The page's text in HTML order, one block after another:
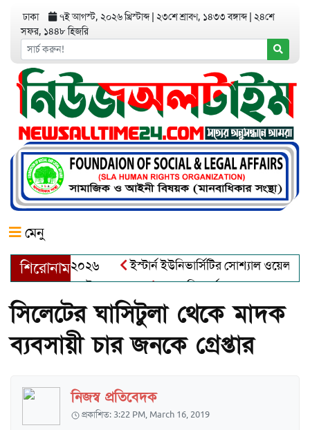
ঢাকা ৭ই আগস্ট, ২০২৬ খ্রিস্টাব্দ ২৩শে শ্রাবণ, ১৪৩৩ বঙ্গাব্দ ২৪শে
সফর, ১৪৪৮ হিজরি
মেনু
শিরোনাম
ইস্টার্ন ইউনিভার্সিটির সোশ্যাল ওয়েলফেয়ার
খালেক এর ইন্তেকাল
আত্মশুদ্ধি অর্জন ও অশুভকে বর্জন করে
সিলেটের ঘাসিটুলা থেকে মাদক
ব্যবসায়ী চার জনকে গ্রেপ্তার
নিজস্ব প্রতিবেদক
প্রকাশিত: 3:22 PM, March 16, 2019